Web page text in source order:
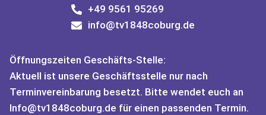
+49 9561 95269
info@tv1848coburg.de
Öffnungszeiten Geschäfts-Stelle:
Aktuell ist unsere Geschäftsstelle nur nach
Terminvereinbarung besetzt. Bitte wendet euch an
Info@tv1848coburg.de für einen passenden Termin.